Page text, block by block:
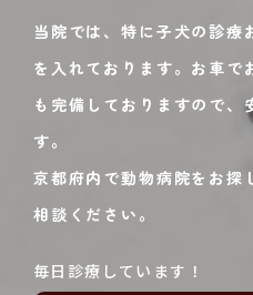
当院では、特に子犬の診療
を入れております。お車で
も完備しておりますので、
す。
京都府内で動物病院をお探
相談ください。
毎日診療しています！